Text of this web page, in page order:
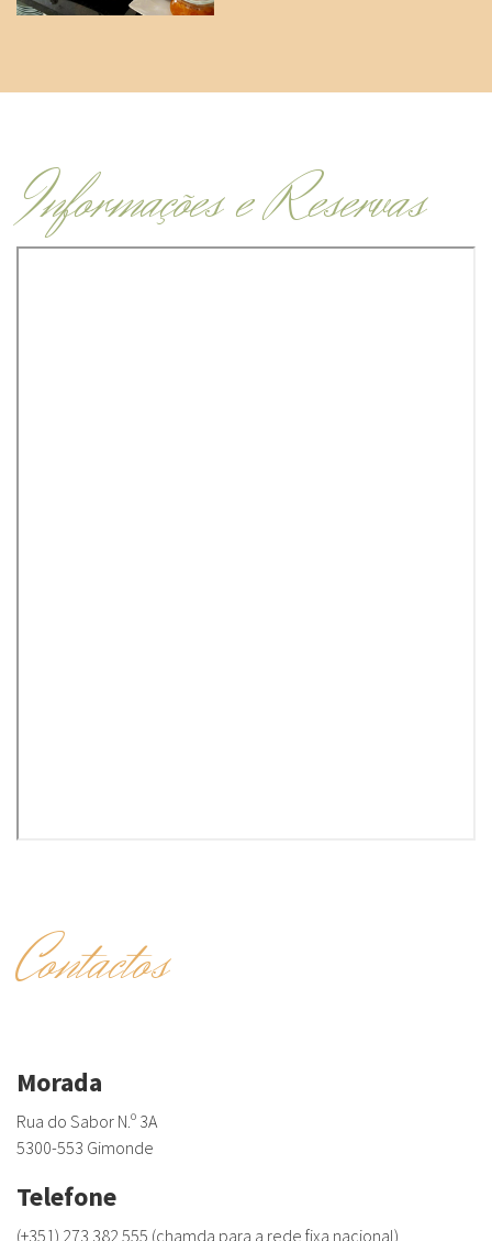
Informações e Reservas
Contactos
Morada
Rua do Sabor N.º 3A
5300-553 Gimonde
Telefone
(+351) 273 382 555 (chamda para a rede fixa nacional)